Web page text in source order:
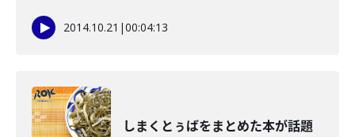
2014.10.21 |00:04:13
しまくとぅばをまとめた本が話題